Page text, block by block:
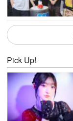
Pick Up!